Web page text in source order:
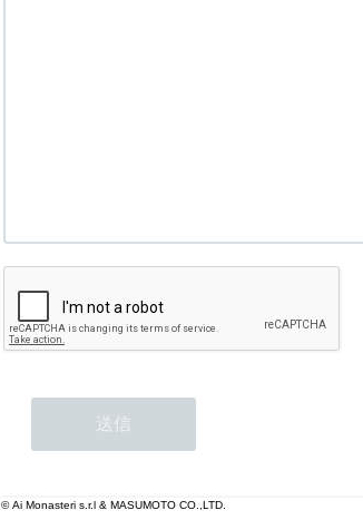
© Ai Monasteri s.r.l & MASUMOTO CO.,LTD.